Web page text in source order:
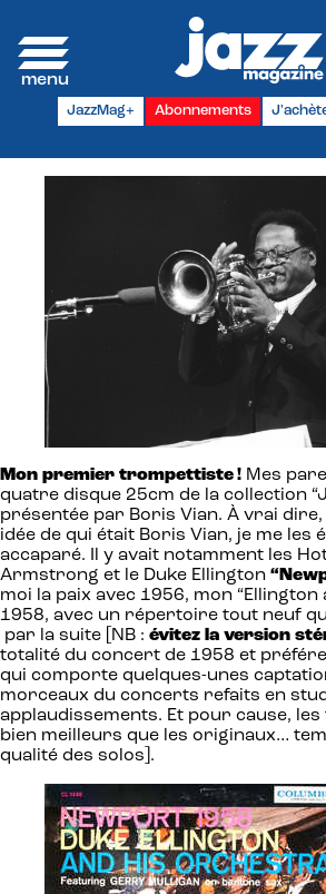
JazzMag+ Abonnements
Mon premier trompettiste ! Mes
quatre disque 25cm de la collection
présentée par Boris Vian. À vrai
idée de qui était Boris Vian, je me les
accaparé. Il y avait notamment les
Armstrong et le Duke Ellington
moi la paix avec 1956, mon “Ellington
1958, avec un répertoire tout neuf
par la suite [NB : évitez la version
totalité du concert de 1958 et
qui comporte quelques-unes
morceaux du concerts refaits en
applaudissements. Et pour cause,
bien meilleurs que les originaux…
qualité des solos].